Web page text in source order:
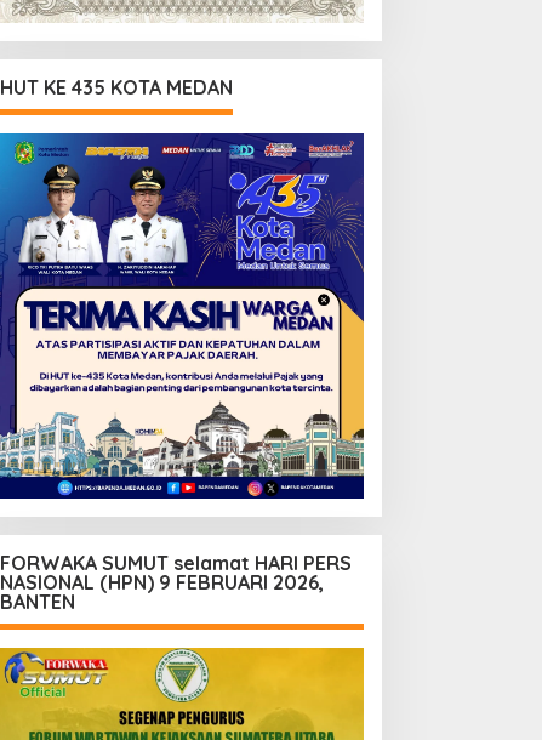
HUT KE 435 KOTA MEDAN
FORWAKA SUMUT selamat HARI PERS
NASIONAL (HPN) 9 FEBRUARI 2026,
BANTEN